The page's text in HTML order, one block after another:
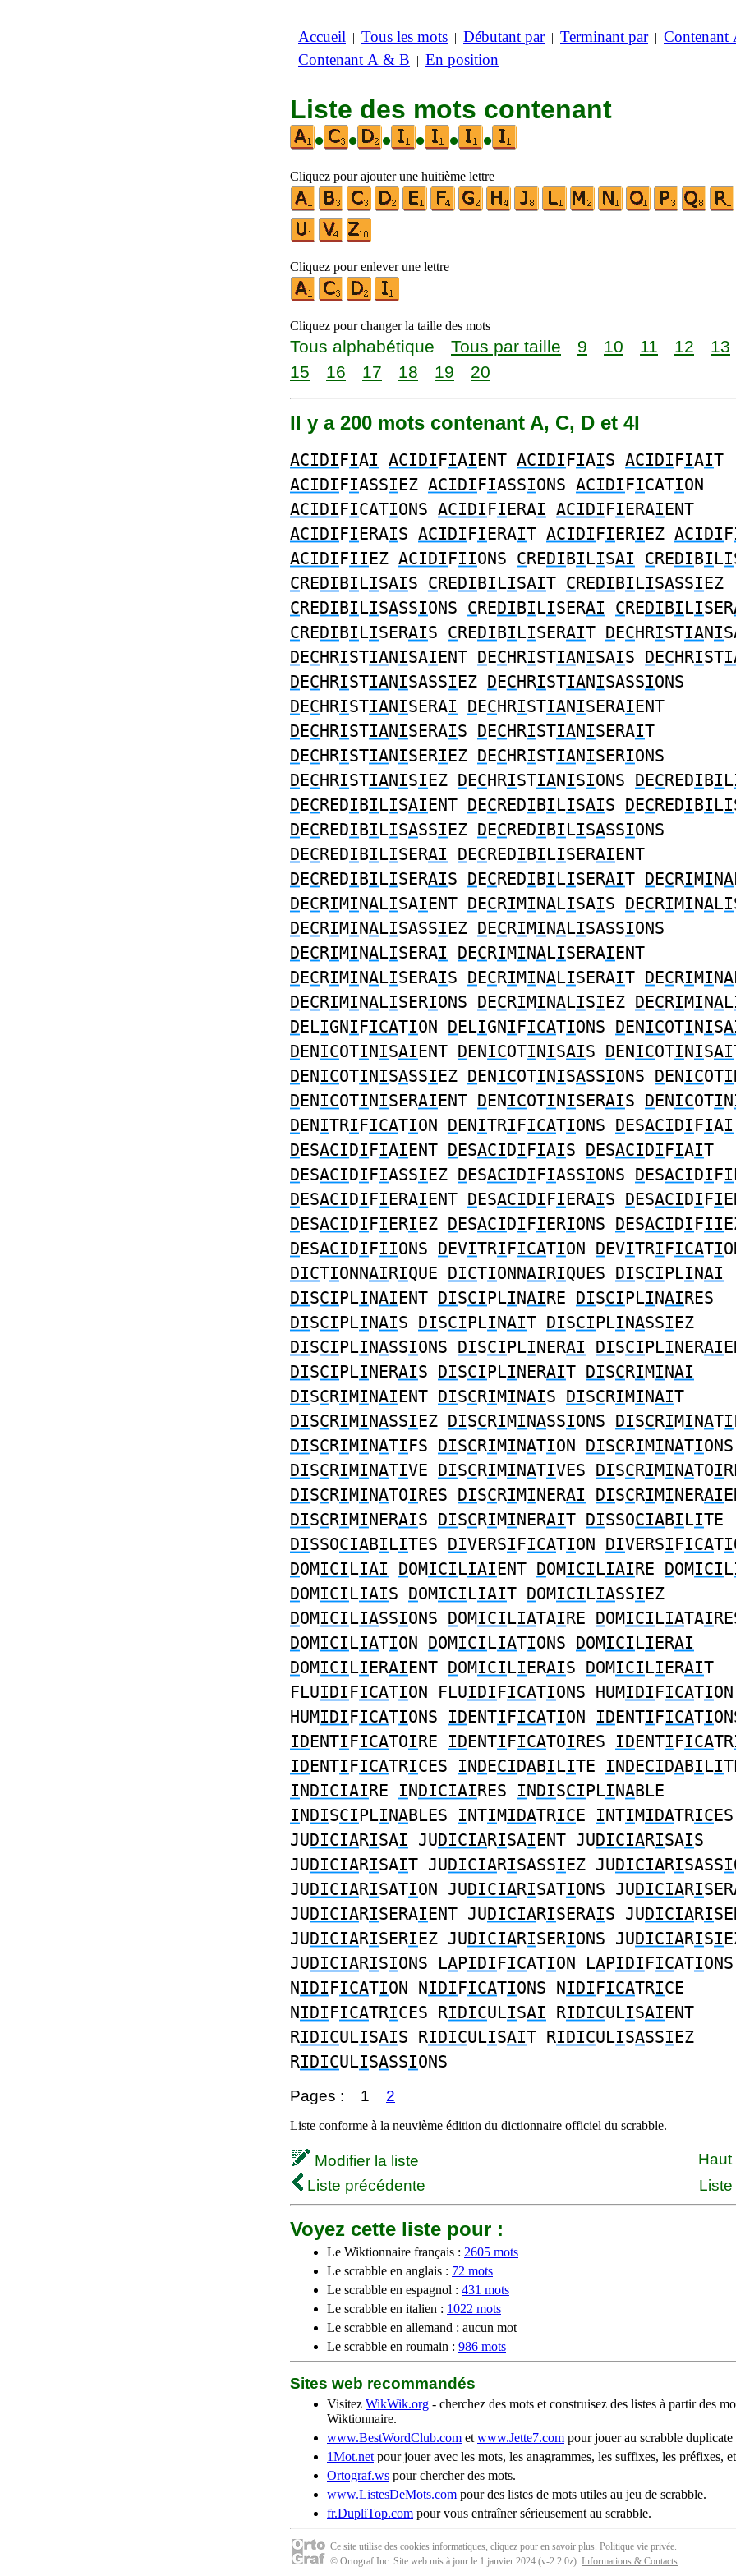
Accueil | Tous les mots | Débutant par| Terminant par| Contenant
Contenant A & B | En position
Liste des mots contenant
•
• • • • •
Cliquez pour ajouter une huitième lettre
Cliquez pour enlever une lettre
Cliquez pour changer la taille des mots
Tous alphabétique Tous par taille 9 10 11 12 13
15
16 17 18 19 20
Il y a 200 mots contenant A, C, D et 4I
ACIDIFIAI ACIDIFIAIENT ACIDIFIAIS ACIDIFIAIT
ACIDIFIASSIEZ ACIDIFIASSIONS ACIDIFICATION
ACIDIFICATIONS ACIDIFIERAI ACIDIFIERAIENT
ACIDIFIERAIS ACIDIFIERAIT ACIDIFIERIEZ ACIDIF
ACIDIFIIEZ ACIDIFIIONS CREDIBILISAI CREDIBILI
CREDIBILISAIS CREDIBILISAIT CREDIBILISASSIEZ
CREDIBILISASSIONS CREDIBILISERAI CREDIBILISER
CREDIBILISERAIS CREDIBILISERAIT DECHRISTIANI
DECHRISTIANISAIENT DECHRISTIANISAIS DECHRIST
DECHRISTIANISASSIEZ DECHRISTIANISASSIONS
DECHRISTIANISERAI DECHRISTIANISERAIENT
DECHRISTIANISERAIS DECHRISTIANISERAIT
DECHRISTIANISERIEZ DECHRISTIANISERIONS
DECHRISTIANISIEZ DECHRISTIANISIONS DECREDIBIL
DECREDIBILISAIENT DECREDIBILISAIS DECREDIBILI
DECREDIBILISASSIEZ DECREDIBILISASSIONS
DECREDIBILISERAI DECREDIBILISERAIENT
DECREDIBILISERAIS DECREDIBILISERAIT DECRIMINA
DECRIMINALISAIENT DECRIMINALISAIS DECRIMINALI
DECRIMINALISASSIEZ DECRIMINALISASSIONS
DECRIMINALISERAI DECRIMINALISERAIENT
DECRIMINALISERAIS DECRIMINALISERAIT DECRIMINA
DECRIMINALISERIONS DECRIMINALISIEZ DECRIMINAL
DELIGNIFICATION DELIGNIFICATIONS DENICOTINIS
DENICOTINISAIENT DENICOTINISAIS DENICOTINISAI
DENICOTINISASSIEZ DENICOTINISASSIONS DENICOTI
DENICOTINISERAIENT DENICOTINISERAIS DENICOTIN
DENITRIFICATION DENITRIFICATIONS DESACIDIFIAI
DESACIDIFIAIENT DESACIDIFIAIS DESACIDIFIAIT
DESACIDIFIASSIEZ DESACIDIFIASSIONS DESACIDIFI
DESACIDIFIERAIENT DESACIDIFIERAIS DESACIDIFI
DESACIDIFIERIEZ DESACIDIFIERIONS DESACIDIFII
DESACIDIFIIONS DEVITRIFICATION DEVITRIFICATI
DICTIONNAIRIQUE DICTIONNAIRIQUES DISCIPLINAI
DISCIPLINAIENT DISCIPLINAIRE DISCIPLINAIRES
DISCIPLINAIS DISCIPLINAIT DISCIPLINASSIEZ
DISCIPLINASSIONS DISCIPLINERAI DISCIPLINERAI
DISCIPLINERAIS DISCIPLINERAIT DISCRIMINAI
DISCRIMINAIENT DISCRIMINAIS DISCRIMINAIT
DISCRIMINASSIEZ DISCRIMINASSIONS DISCRIMINATI
DISCRIMINATIFS DISCRIMINATION DISCRIMINATIONS
DISCRIMINATIVE DISCRIMINATIVES DISCRIMINATOI
DISCRIMINATOIRES DISCRIMINERAI DISCRIMINERAI
DISCRIMINERAIS DISCRIMINERAIT DISSOCIABILITE
DISSOCIABILITES DIVERSIFICATION DIVERSIFICATI
DOMICILIAI DOMICILIAIENT DOMICILIAIRE DOMICIL
DOMICILIAIS DOMICILIAIT DOMICILIASSIEZ
DOMICILIASSIONS DOMICILIATAIRE DOMICILIATAI
DOMICILIATION DOMICILIATIONS DOMICILIERAI
DOMICILIERAIENT DOMICILIERAIS DOMICILIERAIT
FLUIDIFICATION FLUIDIFICATIONS HUMIDIFICATION
HUMIDIFICATIONS IDENTIFICATION IDENTIFICATI
IDENTIFICATOIRE IDENTIFICATOIRES IDENTIFICATR
IDENTIFICATRICES INDECIDABILITE INDECIDABILI
INDICIAIRE INDICIAIRES INDISCIPLINABLE
INDISCIPLINABLES INTIMIDATRICE INTIMIDATRICES
JUDICIARISAI JUDICIARISAIENT JUDICIARISAIS
JUDICIARISAIT JUDICIARISASSIEZ JUDICIARISASSI
JUDICIARISATION JUDICIARISATIONS JUDICIARI
JUDICIARISERAIENT JUDICIARISERAIS JUDICIARI
JUDICIARISERIEZ JUDICIARISERIONS JUDICIARISI
JUDICIARISIONS LAPIDIFICATION LAPIDIFICATIONS
NIDIFICATION NIDIFICATIONS NIDIFICATRICE
NIDIFICATRICES RIDICULISAI RIDICULISAIENT
RIDICULISAIS RIDICULISAIT RIDICULISASSIEZ
RIDICULISASSIONS
Pages : 1 2
Liste conforme à la neuvième édition du dictionnaire officiel du scrabble.
Modifier la liste
Haut
Liste précédente
Voyez cette liste pour :
Le Wiktionnaire français : 2605 mots
Le scrabble en anglais : 72 mots
Le scrabble en espagnol : 431 mots
Le scrabble en italien : 1022 mots
Le scrabble en allemand : aucun mot
Le scrabble en roumain : 986 mots
Sites web recommandés
Visitez WikWik.org - cherchez des mots et construisez des listes à partir des
Wiktionnaire.
www.BestWordClub.com et www.Jette7.com pour jouer au scrabble duplicate
1Mot.net pour jouer avec les mots, les anagrammes, les suffixes, les préfixes,
Ortograf.ws pour chercher des mots.
www.ListesDeMots.com pour des listes de mots utiles au jeu de scrabble.
fr.DupliTop.com pour vous entraîner sérieusement au scrabble.
Ce site utilise des cookies informatiques, cliquez pour en savoir plus. Politique vie privée.
© Ortograf Inc. Site web mis à jour le 1 janvier 2024 (v-2.2.0z). Informations & Contacts.